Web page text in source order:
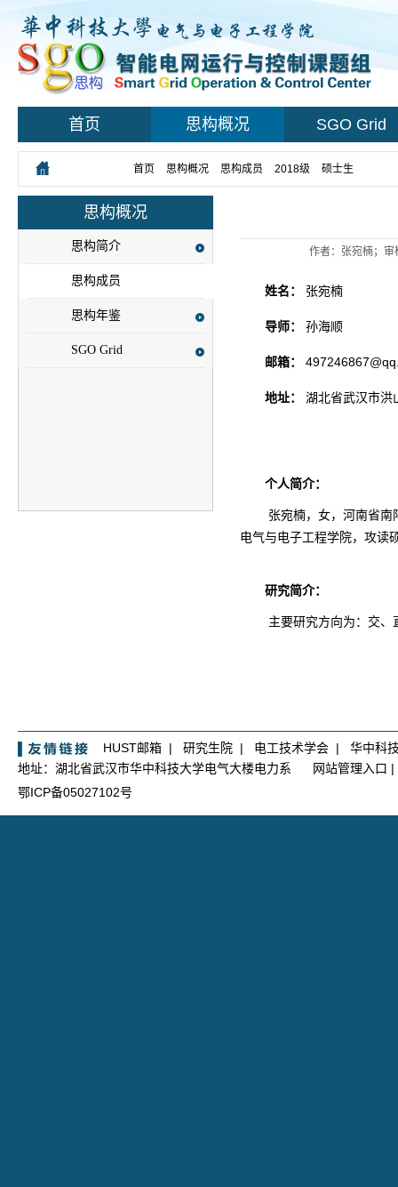
首页 思构概况 SGO Grid
首页 思构概况 思构成员 2018级 硕士生
思构概况
思构简介
思构成员
思构年鉴
SGO Grid
作者：张宛楠；审
姓名： 张宛楠
导师： 孙海顺
邮箱：
地址： 湖北省武汉市洪
个人简介：
张宛楠，女，河南省
电气与电子工程学院，攻读
研究简介：
主要研究方向为：交
HUST邮箱 | 研究生院 | 电工技术学会 | 华中科
地址：湖北省武汉市华中科技大学电气大楼电力系
网站管理入口 |
鄂ICP备05027102号